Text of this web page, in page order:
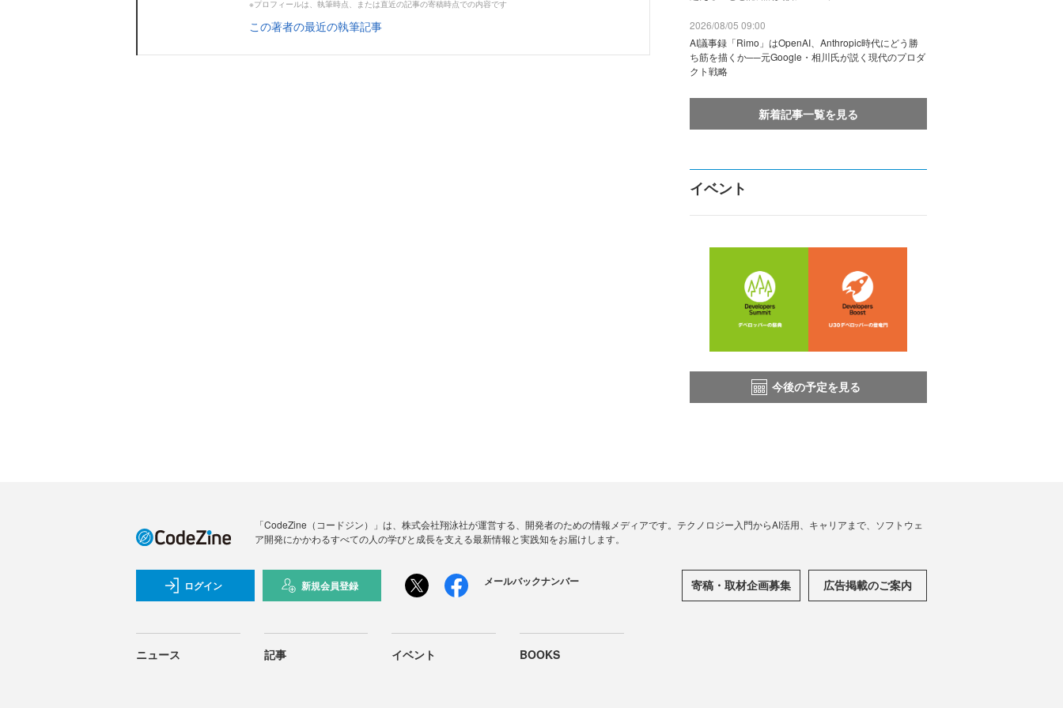
※プロフィールは、執筆時点、または直近の記事の寄稿時点での内容です
この著者の最近の執筆記事
2026/08/05 09:00
AI議事録「Rimo」はOpenAI、Anthropic時代にどう勝
ち筋を描くか──元Google・相川氏が説く現代のプロダ
クト戦略
新着記事一覧を見る
イベント
今後の予定を見る
「CodeZine（コードジン）」は、株式会社翔泳社が運営する、開発者のための情報メディアです。テクノロジー入門からAI活用、キャリアまで、ソフトウェ
ア開発にかかわるすべての人の学びと成長を支える最新情報と実践知をお届けします。
ログイン 新規会員登録 メールバックナンバー 寄稿・取材企画募集 広告掲載のご案内
ニュース 記事 イベント BOOKS